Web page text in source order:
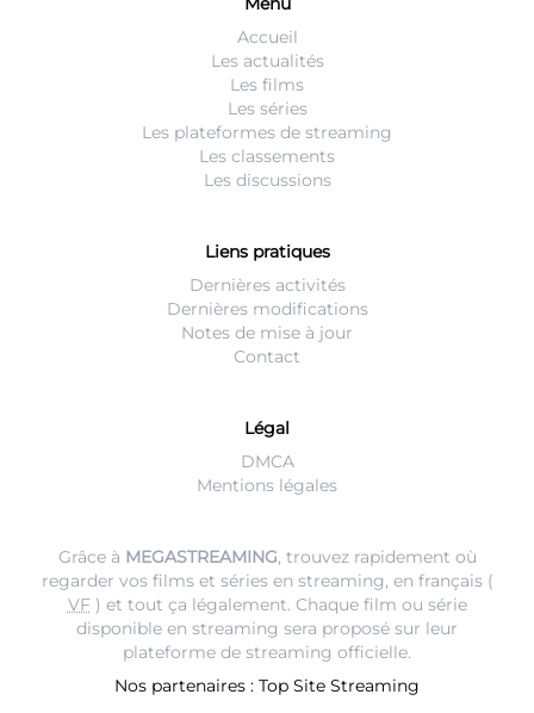
Accueil
Les actualités
Les films
Les séries
Les plateformes de streaming
Les classements
Les discussions
Liens pratiques
Dernières activités
Dernières modifications
Notes de mise à jour
Contact
Légal
DMCA
Mentions légales
Grâce à MEGASTREAMING, trouvez rapidement où
regarder vos films et séries en streaming, en français (
VF) et tout ça légalement. Chaque film ou série
disponible en streaming sera proposé sur leur
plateforme de streaming officielle.
Nos partenaires : Top Site Streaming